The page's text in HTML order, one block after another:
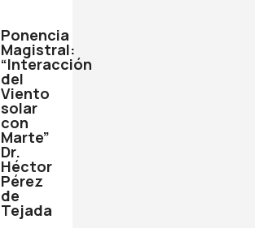
Ponencia
Magistral:
“Interacción
del
Viento
solar
con
Marte”
Dr.
Héctor
Pérez
de
Tejada